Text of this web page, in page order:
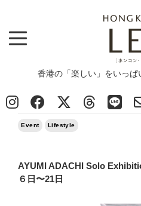
香港の「楽しい」をいっぱ
News > Event
>
2020/05/20
Event Lifestyle
AYUMI ADACHI Solo
６日〜21日